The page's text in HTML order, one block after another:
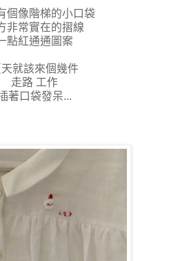
個像階梯的小口袋
非常實在的摺線
點紅通通圖案
就該來個幾件
走路 工作
著口袋發呆...